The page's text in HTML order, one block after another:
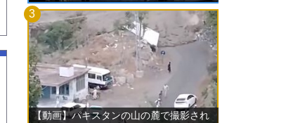
【動画】パキスタンの山の麓で撮影され